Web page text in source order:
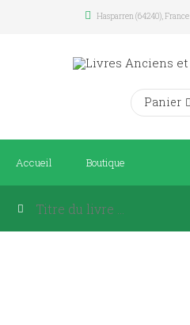
Hasparren (64240), France
Panier
Accueil Boutique